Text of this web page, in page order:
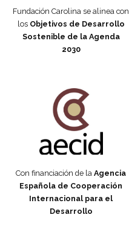
Fundación Carolina se alinea con
los Objetivos de Desarrollo
Sostenible de la Agenda
2030
Con financiación de la Agencia
Española de Cooperación
Internacional para el
Desarrollo